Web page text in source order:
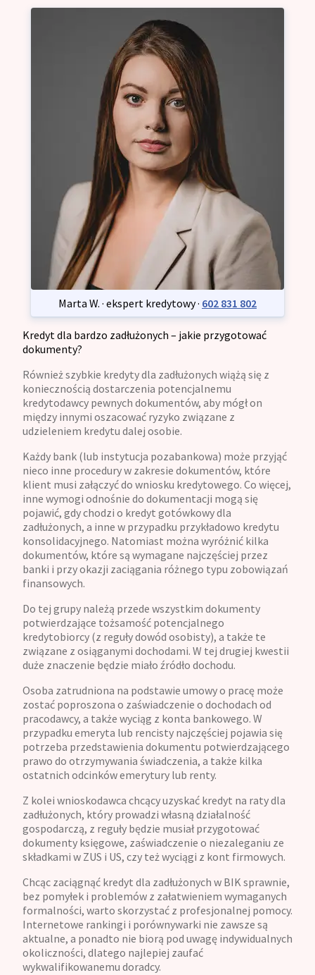
Marta W. · ekspert kredytowy · 602 831 802
Kredyt dla bardzo zadłużonych – jakie przygotować
dokumenty?
Również szybkie kredyty dla zadłużonych wiążą się z
koniecznością dostarczenia potencjalnemu
kredytodawcy pewnych dokumentów, aby mógł on
między innymi oszacować ryzyko związane z
udzieleniem kredytu dalej osobie.
Każdy bank (lub instytucja pozabankowa) może przyjąć
nieco inne procedury w zakresie dokumentów, które
klient musi załączyć do wniosku kredytowego. Co więcej,
inne wymogi odnośnie do dokumentacji mogą się
pojawić, gdy chodzi o kredyt gotówkowy dla
zadłużonych, a inne w przypadku przykładowo kredytu
konsolidacyjnego. Natomiast można wyróżnić kilka
dokumentów, które są wymagane najczęściej przez
banki i przy okazji zaciągania różnego typu zobowiązań
finansowych.
Do tej grupy należą przede wszystkim dokumenty
potwierdzające tożsamość potencjalnego
kredytobiorcy (z reguły dowód osobisty), a także te
związane z osiąganymi dochodami. W tej drugiej kwestii
duże znaczenie będzie miało źródło dochodu.
Osoba zatrudniona na podstawie umowy o pracę może
zostać poproszona o zaświadczenie o dochodach od
pracodawcy, a także wyciąg z konta bankowego. W
przypadku emeryta lub rencisty najczęściej pojawia się
potrzeba przedstawienia dokumentu potwierdzającego
prawo do otrzymywania świadczenia, a także kilka
ostatnich odcinków emerytury lub renty.
Z kolei wnioskodawca chcący uzyskać kredyt na raty dla
zadłużonych, który prowadzi własną działalność
gospodarczą, z reguły będzie musiał przygotować
dokumenty księgowe, zaświadczenie o niezaleganiu ze
składkami w ZUS i US, czy też wyciągi z kont firmowych.
Chcąc zaciągnąć kredyt dla zadłużonych w BIK sprawnie,
bez pomyłek i problemów z załatwieniem wymaganych
formalności, warto skorzystać z profesjonalnej pomocy.
Internetowe rankingi i porównywarki nie zawsze są
aktualne, a ponadto nie biorą pod uwagę indywidualnych
okoliczności, dlatego najlepiej zaufać
wykwalifikowanemu doradcy.